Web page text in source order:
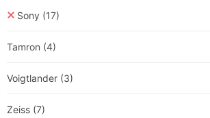
Sony (17)
Tamron (4)
Voigtlander (3)
Zeiss (7)